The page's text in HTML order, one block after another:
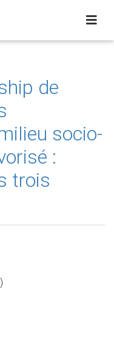
de
socio-
:
trois